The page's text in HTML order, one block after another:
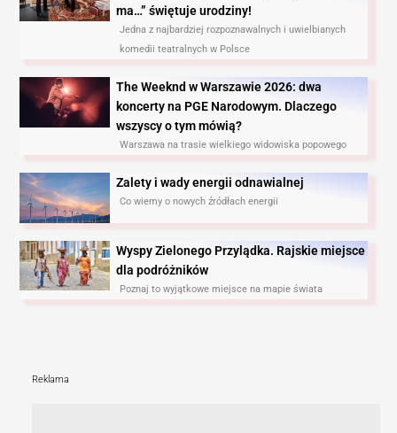
ma…” świętuje urodziny!
Jedna z najbardziej rozpoznawalnych i uwielbianych
komedii teatralnych w Polsce
The Weeknd w Warszawie 2026: dwa
koncerty na PGE Narodowym. Dlaczego
wszyscy o tym mówią?
Warszawa na trasie wielkiego widowiska popowego
Zalety i wady energii odnawialnej
Co wiemy o nowych źródłach energii
Wyspy Zielonego Przylądka. Rajskie miejsce
dla podróżników
Poznaj to wyjątkowe miejsce na mapie świata
Reklama